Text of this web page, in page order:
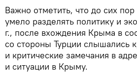
Важно отметить, что до сих пор
умело разделять политику и
г., после вхождения Крыма в
со стороны Турции слышались
и критические замечания в
и ситуации в Крыму.